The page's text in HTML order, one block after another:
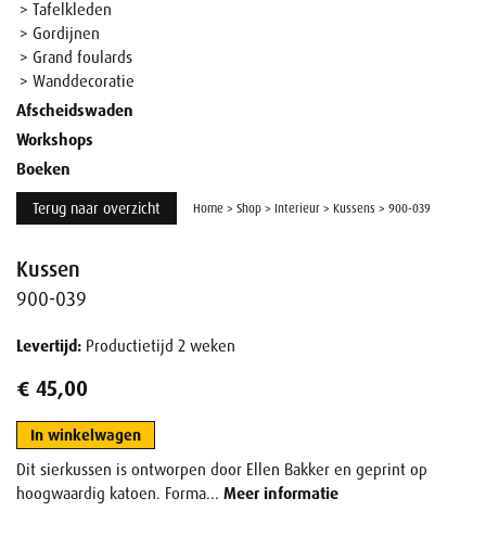
> Tafelkleden
> Gordijnen
> Grand foulards
> Wanddecoratie
Afscheidswaden
Workshops
Boeken
Terug naar overzicht Home > Shop > Interieur > Kussens > 900-039
Kussen
900-039
Levertijd: Productietijd 2 weken
€ 45,00
In winkelwagen
Dit sierkussen is ontworpen door Ellen Bakker en geprint op
hoogwaardig katoen. Forma... Meer informatie